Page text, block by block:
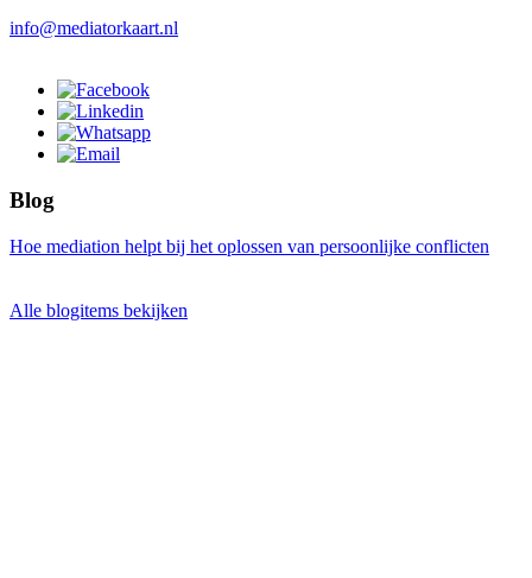
info@mediatorkaart.nl
Blog
Hoe mediation helpt bij het oplossen van persoonlijke conflicten
Alle blogitems bekijken